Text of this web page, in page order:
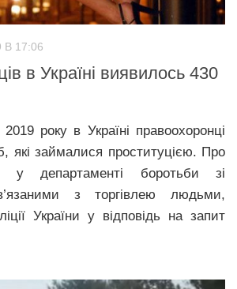
В 17:06
в Україні виявилось 430
року в Україні правоохоронці
які займалися проституцією. Про
у департаменті боротьби зі
з торгівлею людьми,
України у відповідь на запит